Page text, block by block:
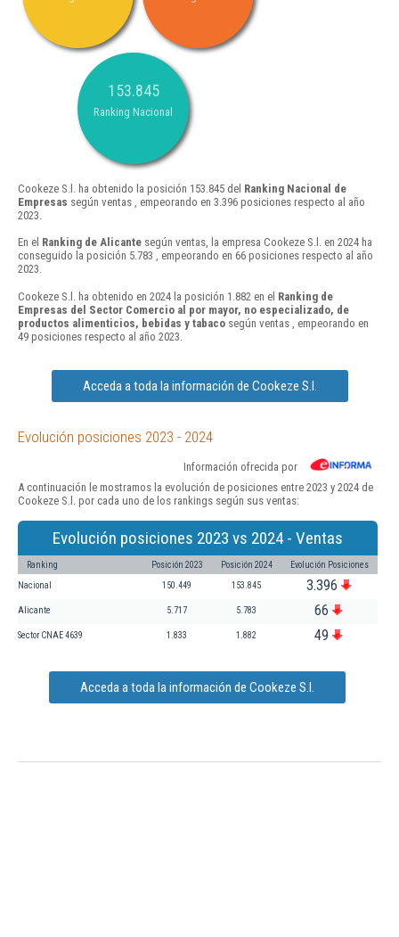
153.845
Ranking Nacional
Cookeze S.l. ha obtenido la posición 153.845 del Ranking Nacional de
Empresas según ventas , empeorando en 3.396 posiciones respecto al año
2023.
En el Ranking de Alicante según ventas, la empresa Cookeze S.l. en 2024 ha
conseguido la posición 5.783 , empeorando en 66 posiciones respecto al año
2023.
Cookeze S.l. ha obtenido en 2024 la posición 1.882 en el Ranking de
Empresas del Sector Comercio al por mayor, no especializado, de
productos alimenticios, bebidas y tabaco según ventas , empeorando en
49 posiciones respecto al año 2023.
Acceda a toda la información de Cookeze S.l.
Evolución posiciones 2023 - 2024
Información ofrecida por
A continuación le mostramos la evolución de posiciones entre 2023 y 2024 de
Cookeze S.l. por cada uno de los rankings según sus ventas:
Evolución posiciones 2023 vs 2024 - Ventas
Ranking Posición 2023 Posición 2024 Evolución Posiciones
Nacional 150.449 153.845 3.396
Alicante 5.717 5.783 66
Sector CNAE 4639 1.833 1.882 49
Acceda a toda la información de Cookeze S.l.